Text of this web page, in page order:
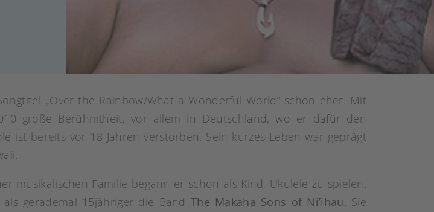
„Over the Rainbow/What a Wonderful World“ schon eher. Mit
große Berühmtheit, vor allem in Deutschland, wo er dafür den
ist bereits vor 18 Jahren verstorben. Sein kurzes Leben war geprägt
musikalischen Familie begann er schon als Kind, Ukulele zu spielen.
gerademal 15jähriger die Band The Makaha Sons of Ni’ihau. Sie